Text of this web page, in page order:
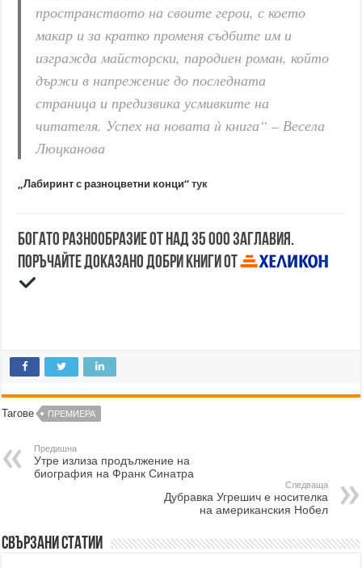
пространството на своите герои, с което
макар и за кратко променя съдбите им и
изгражда майсторски, пародиен роман, който
държи в напрежение до последната
страница и предизвика усмивките на
читателя. Успех на новата ù книга“ – Весела
Люцканова
„Лабиринт с разноцветни конци“тук
Богато разнообразие от над 35 000 заглавия.
Поръчайте доказано добри книги от
Тагове ПРЕМИЕРА
Предишна
Утре излиза продължение на
биография на Франк Синатра
Следваща
Дубравка Угрешич е носителка
на американския Нобел
Свързани статии